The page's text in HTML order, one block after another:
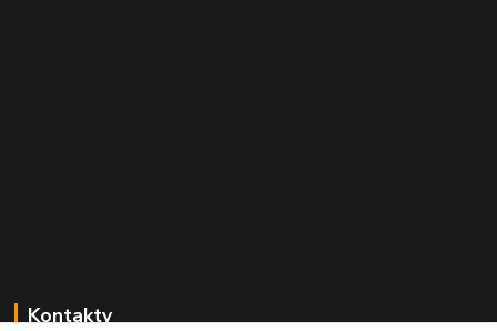
Kontakty